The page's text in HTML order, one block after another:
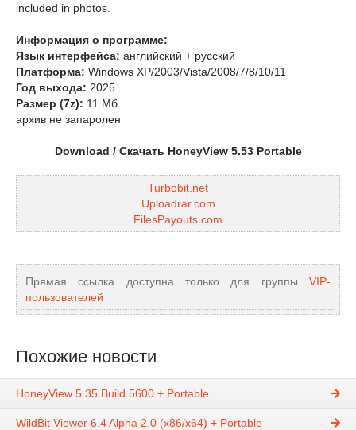
included in photos.
Информация о программе:
Язык интерфейса: английский + русский
Платформа: Windows XP/2003/Vista/2008/7/8/10/11
Год выхода: 2025
Размер (7z): 11 Мб
архив не запаролен
Download / Скачать HoneyView 5.53 Portable
Turbobit.net
Uploadrar.com
FilesPayouts.com
Прямая ссылка доступна только для группы VIP-
пользователей
Похожие новости
HoneyView 5.35 Build 5600 + Portable
WildBit Viewer 6.4 Alpha 2.0 (x86/x64) + Portable